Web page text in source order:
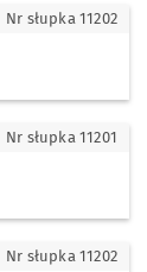
Nr słupka 11202
Nr słupka 11201
Nr słupka 11202